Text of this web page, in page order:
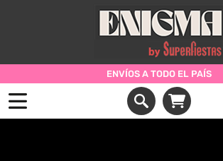
ENVÍOS A TODO EL PAÍS